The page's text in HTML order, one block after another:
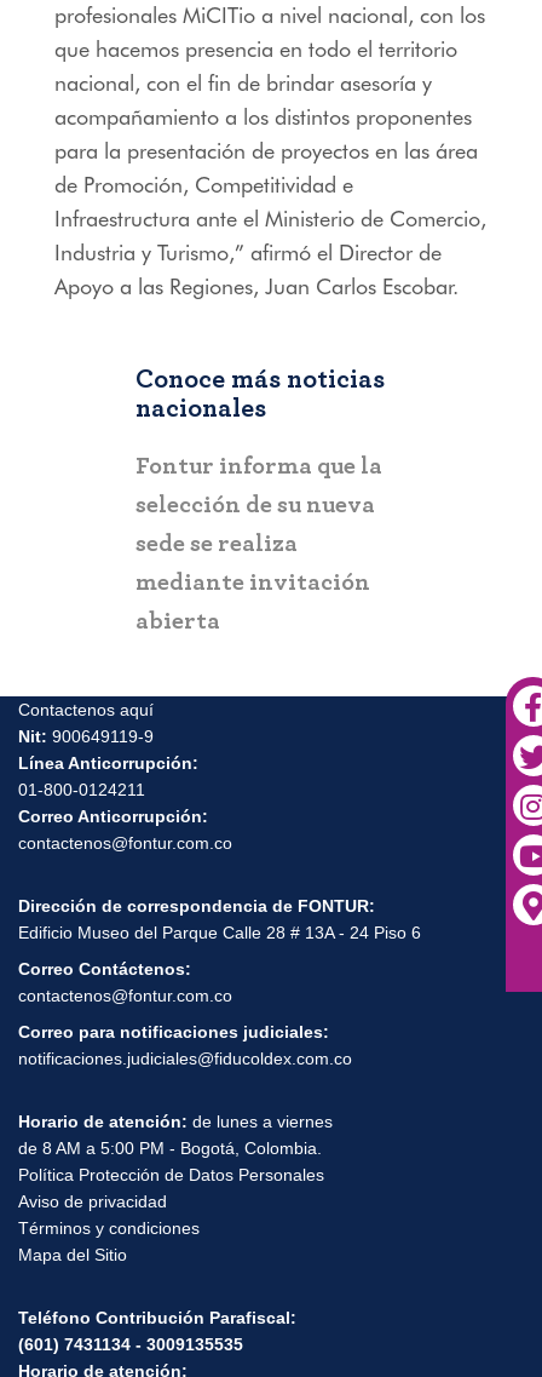
profesionales MiCITio a nivel nacional, con los
que hacemos presencia en todo el territorio
nacional, con el fin de brindar asesoría y
acompañamiento a los distintos proponentes
para la presentación de proyectos en las área
de Promoción, Competitividad e
Infraestructura ante el Ministerio de Comercio,
Industria y Turismo,” afirmó el Director de
Apoyo a las Regiones, Juan Carlos Escobar.
Conoce más noticias
nacionales
COLOMBIA
Gobierno del Progreso
entrega el “Mirador
Turístico de Arboletes”
para fortalecer el
Contactenos aquí
Línea Anticorrupción:
01-800-0124211
contactenos@fontur.com.co
Dirección de correspondencia de FONTUR:
Edificio Museo del Parque Calle 28 # 13A - 24 Piso 6
Correo Contáctenos:
contactenos@fontur.com.co
notificaciones.judiciales@fiducoldex.com.co
de 8 AM a 5:00 PM - Bogotá, Colombia.
Política Protección de Datos Personales
Aviso de privacidad
Mapa del Sitio